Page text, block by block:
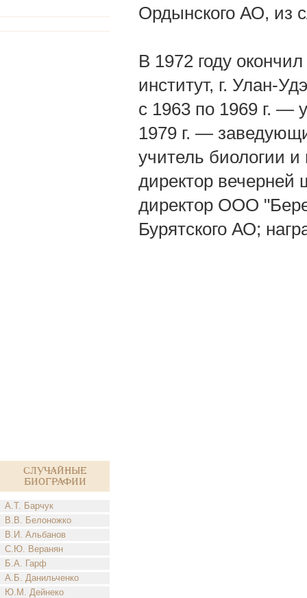
Случайные
биографии
А.Т. Барчук
В.В. Белоножко
В.И. Альбанов
С.Ю. Веранян
Б.А. Гарф
А.Б. Данильченко
Ю.М. Дейнеко
Ордынского АО, из
В 1972 году
институт, г. Улан-
с 1963 по 1969 г. —
1979 г. —
учитель биологии
директор
директор ООО
Бурятского АО;